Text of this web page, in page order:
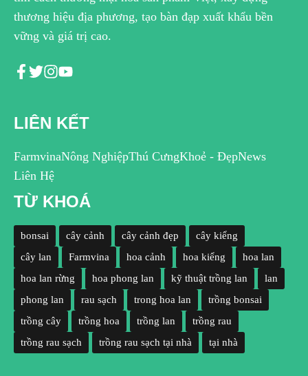
thương hiệu địa phương, tạo bàn đạp xuất khẩu bền
vững và giá trị cao.
LIÊN KẾT
FarmvinaNông NghiệpThú CưngKhoẻ - ĐẹpNews
Liên Hệ
TỪ KHOÁ
bonsai cây cảnh cây cảnh đẹp
cây kiểng
cây lan
Farmvina hoa cảnh hoa kiểng
hoa lan
hoa lan rừng
hoa phong lan kỹ thuật trồng lan
lan
phong lan
rau sạch trong hoa lan
trồng bonsai
trồng cây
trồng hoa trồng lan
trồng rau
trồng rau sạch
trồng rau sạch tại nhà tại nhà